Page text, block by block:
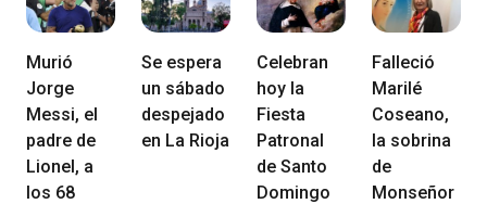
Murió
Jorge
Messi, el
padre de
Lionel, a
los 68
Se espera
un sábado
despejado
en La Rioja
Celebran
hoy la
Fiesta
Patronal
de Santo
Domingo
Falleció
Marilé
Coseano,
la sobrina
de
Monseñor